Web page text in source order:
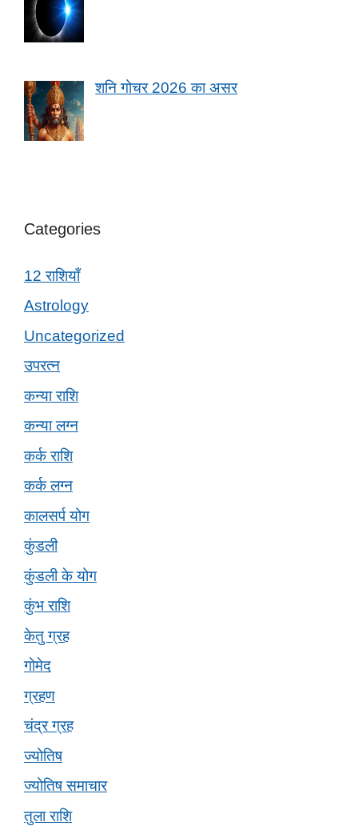
शनि गोचर 2026 का असर
Categories
12 राशियाँ
Astrology
Uncategorized
उपरत्न
कन्या राशि
कन्या लग्न
कर्क राशि
कर्क लग्न
कालसर्प योग
कुंडली
कुंडली के योग
कुंभ राशि
केतु ग्रह
गोमेद
ग्रहण
चंद्र ग्रह
ज्योतिष
ज्योतिष समाचार
तुला राशि